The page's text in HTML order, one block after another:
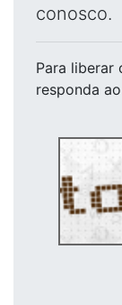
conosco.
Para liberar
responda